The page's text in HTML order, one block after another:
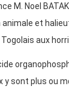
M. Noel
animale et
aux
sont plus ou